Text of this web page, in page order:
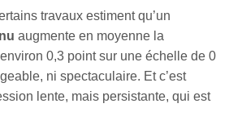
travaux estiment qu’un
augmente en moyenne la
0,3 point sur une échelle de 0
ni spectaculaire. Et c’est
lente, mais persistante, qui est